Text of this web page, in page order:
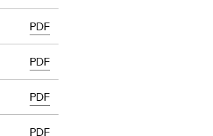
PDF
PDF
PDF
PDF